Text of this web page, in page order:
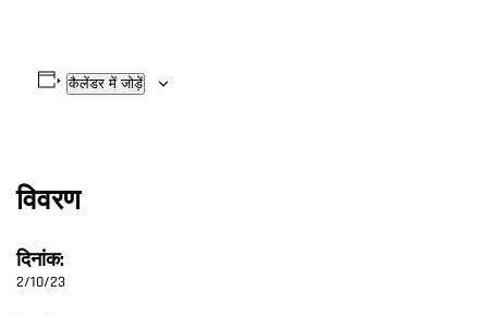
कैलेंडर में जोड़ें
विवरण
दिनांक:
2/10/23